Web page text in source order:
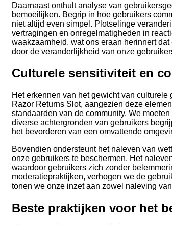
Daarnaast onthult analyse van
bemoeilijken. Begrip in hoe gebruikers
niet altijd even simpel. Plotselinge
vertragingen en onregelmatigheden in
waakzaamheid, wat ons eraan herinnert
door de veranderlijkheid van onze
Culturele sensitiviteit en
Het erkennen van het gewicht van
Razor Returns Slot, aangezien deze
standaarden van de community. We
diverse achtergronden van gebruikers
het bevorderen van een omvattende
Bovendien ondersteunt het naleven van
onze gebruikers te beschermen. Het
waardoor gebruikers zich zonder
moderatiepraktijken, verhogen we de
tonen we onze inzet aan zowel naleving
Beste praktijken voor het